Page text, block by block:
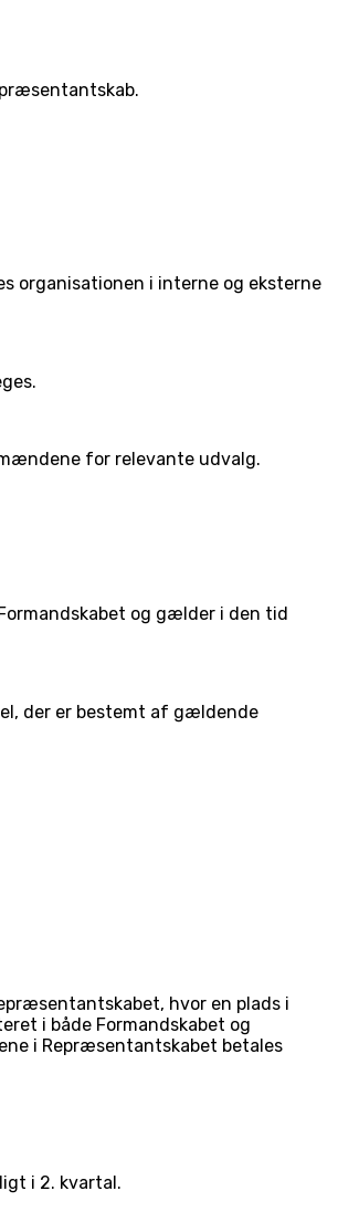
organisationen i interne og eksterne
for relevante udvalg.
og gælder i den tid
der er bestemt af gældende
hvor en plads i
i både Formandskabet og
i Repræsentantskabet betales
i 2. kvartal.